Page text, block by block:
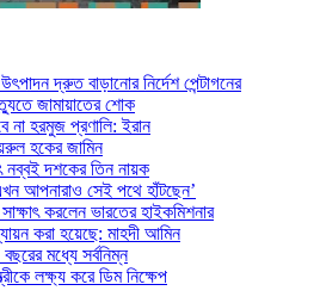
দ্রুত বাড়ানোর নির্দেশ পেন্টাগনের
জামায়াতের শোক
না হরমুজ প্রণালি: ইরান
হকের জামিন
নব্বই দশকের তিন নায়ক
আপনারাও সেই পথে হাঁটছেন’
করলেন ভারতের হাইকমিশনার
করা হয়েছে: মাহদী আমিন
মধ্যে সর্বনিম্ন
লক্ষ্য করে ডিম নিক্ষেপ